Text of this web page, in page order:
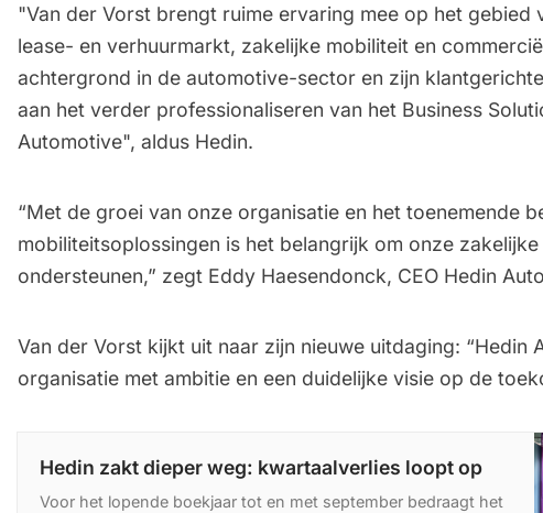
"Van der Vorst brengt ruime ervaring mee op het gebied
lease- en verhuurmarkt, zakelijke mobiliteit en
achtergrond in de automotive-sector en zijn
aan het verder professionaliseren van het Business
Automotive", aldus Hedin.
“Met de groei van onze organisatie en het toenemende
mobiliteitsoplossingen is het belangrijk om onze
ondersteunen,” zegt Eddy Haesendonck, CEO Hedin
Van der Vorst kijkt uit naar zijn nieuwe uitdaging: “Hedin
organisatie met ambitie en een duidelijke visie op de
Hedin zakt dieper weg: kwartaalverlies loopt op
Voor het lopende boekjaar tot en met september bedraagt het